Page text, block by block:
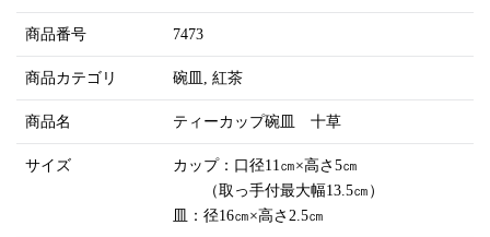
商品番号 7473
商品カテゴリ 碗皿 紅茶
商品名 ティーカップ碗皿 十草
サイズ
カップ：口径11㎝×高さ5㎝
（取っ手付最大幅13.5㎝）
皿：径16㎝×高さ2.5㎝